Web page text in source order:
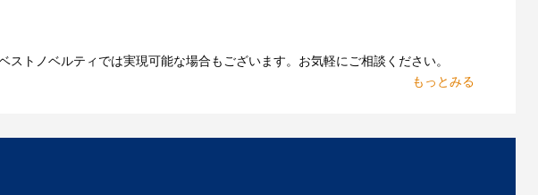
トノベルティでは実現可能な場合もございます。お気軽にご相談ください。